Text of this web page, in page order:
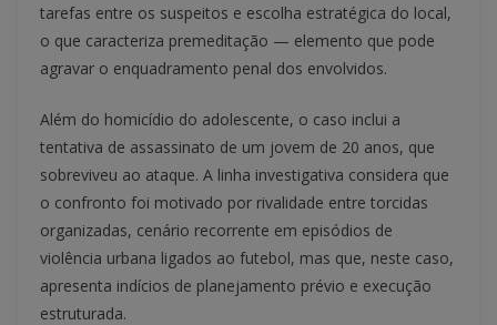
tarefas entre os suspeitos e escolha estratégica do local,
o que caracteriza premeditação — elemento que pode
agravar o enquadramento penal dos envolvidos.
Além do homicídio do adolescente, o caso inclui a
tentativa de assassinato de um jovem de 20 anos, que
sobreviveu ao ataque. A linha investigativa considera que
o confronto foi motivado por rivalidade entre torcidas
organizadas, cenário recorrente em episódios de
violência urbana ligados ao futebol, mas que, neste caso,
apresenta indícios de planejamento prévio e execução
estruturada.